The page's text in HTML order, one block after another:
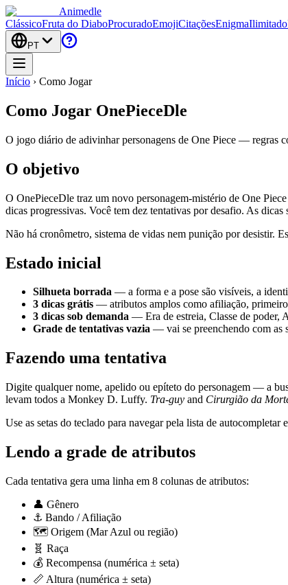
Animedle
ClássicoFruta do DiaboProcuradoEmojiCitaçõesEnigmaIlimitado
PT
Início › Como Jogar
Como Jogar OnePieceDle
O jogo diário de adivinhar personagens de One Piece — regras
O objetivo
O OnePieceDle traz um novo personagem-mistério de One
dicas progressivas. Você tem dez tentativas por desafio. As
Não há cronômetro, sistema de vidas nem punição por desistir.
Estado inicial
Silhueta borrada — a forma e a pose são visíveis, a
3 dicas grátis — atributos amplos como afiliação, primeiro
3 dicas sob demanda — Era de estreia, Classe de poder,
Grade de tentativas vazia — vai se preenchendo com as
Fazendo uma tentativa
Digite qualquer nome, apelido ou epíteto do personagem — a
levam todos a Monkey D. Luffy. Tra-guy and Cirurgião da
Use as setas do teclado para navegar pela lista de
Lendo a grade de atributos
Cada tentativa gera uma linha em 8 colunas de atributos:
👤 Gênero
⚓ Bando / Afiliação
🗺️ Origem (Mar Azul ou região)
🧬 Raça
💰 Recompensa (numérica ± seta)
📏 Altura (numérica ± seta)